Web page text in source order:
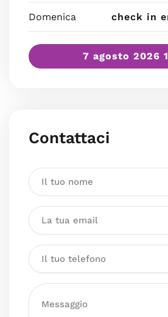
Domenica check in
7 agosto 2026
Contattaci